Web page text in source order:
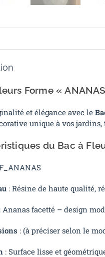
Forme «
et élégance avec le
unique à vos
du Bac à
: Résine de haute qualité,
: Ananas facetté – design
: (à préciser selon le
: Surface lisse et